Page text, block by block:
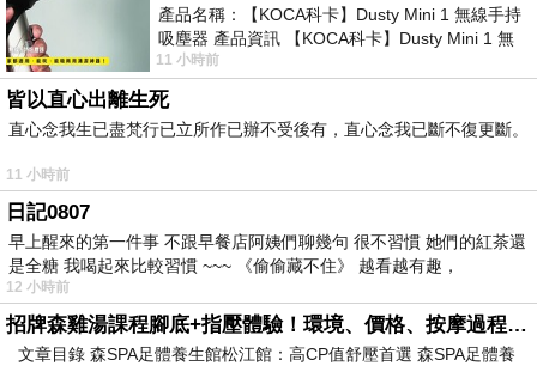
產品名稱：【KOCA科卡】Dusty Mini 1 無線手持
吸塵器 產品資訊 【KOCA科卡】Dusty Mini 1 無
線手持吸塵器評語： 能吸、能吹兼具兩
11 小時前
皆以直心出離生死
直心念我生已盡梵行已立所作已辦不受後有，直心念我已斷不復更斷。
11 小時前
日記0807
早上醒來的第一件事 不跟早餐店阿姨們聊幾句 很不習慣 她們的紅茶還
是全糖 我喝起來比較習慣 ~~~ 《偷偷藏不住》 越看越有趣，
12 小時前
招牌森雞湯課程腳底+指壓體驗！環境、價格、按摩過程全紀錄，森SPA足體養生館松江館最新價格表
文章目錄 森SPA足體養生館松江館：高CP值舒壓首選 森SPA足體養